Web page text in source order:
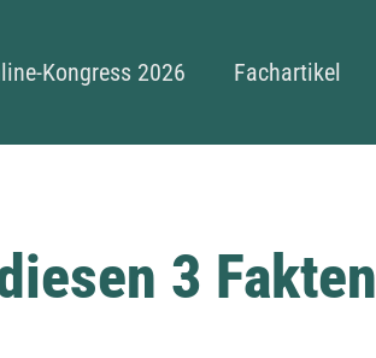
Kongress 2026 Fachartikel
3 Fakten